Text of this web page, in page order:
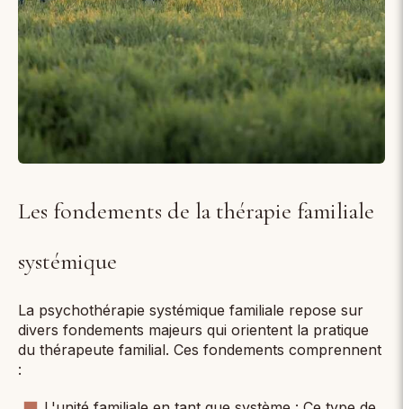
Les fondements de la thérapie familiale
systémique
La psychothérapie systémique familiale repose sur
divers fondements majeurs qui orientent la pratique
du thérapeute familial. Ces fondements comprennent
: